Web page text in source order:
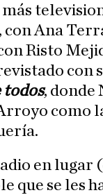
con Ana
Risto
con
todos, donde
como
en lugar
que se les